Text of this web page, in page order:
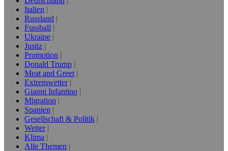
Italien
Russland
Fussball
Ukraine
Justiz
Promotion
Donald Trump
Meat and Greet
Extremwetter
Gianni Infantino
Migration
Spanien
Gesellschaft & Politik
Wetter
Klima
Alle Themen